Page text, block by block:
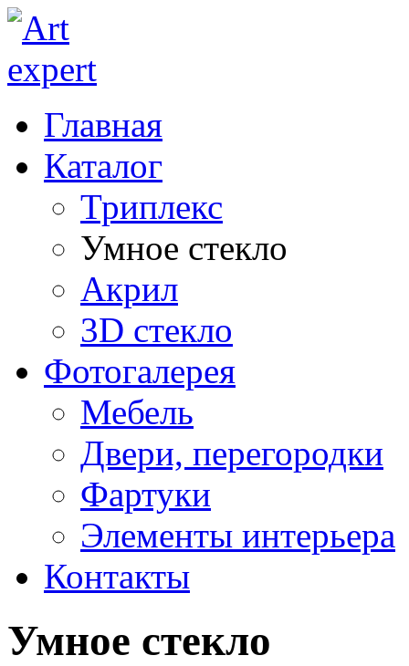
Главная
Каталог
Триплекс
Умное стекло
Акрил
3D стекло
Фотогалерея
Мебель
Двери, перегородки
Фартуки
Элементы интерьера
Контакты
Умное стекло